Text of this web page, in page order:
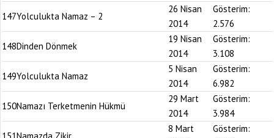
147Yolculukta Namaz – 2
26 Nisan
2014
Gösterim:
2.576
148Dinden Dönmek
19 Nisan
2014
Gösterim:
3.108
149Yolculukta Namaz
5 Nisan
2014
Gösterim:
6.982
150Namazı Terketmenin Hükmü
29 Mart
2014
Gösterim:
3.984
8 Mart
Gösterim: